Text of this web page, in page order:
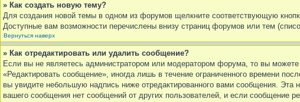
» Как создать новую тему?
Для создания новой темы в одном из форумов щелкните соответствующую
Доступные вам возможности перечислены внизу страниц форумов или тем
Вернуться наверх
» Как отредактировать или удалить сообщение?
Если вы не являетесь администратором или модератором форума, то вы
«Редактировать сообщение», иногда лишь в течение ограниченного времени
вы увидите небольшую надпись ниже отредактированного вами сообщения. Эта
вашего сообщения нет сообщений от других пользователей, и если сообщение